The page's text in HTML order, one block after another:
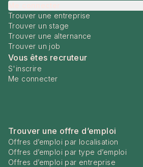
Trouver une entreprise
Trouver un stage
Trouver une alternance
Trouver un job
Vous êtes recruteur
S'inscrire
Me connecter
Trouver une offre d’emploi
Offres d’emploi par localisation
Offres d’emploi par type d’emploi
Offres d’emploi par entreprise